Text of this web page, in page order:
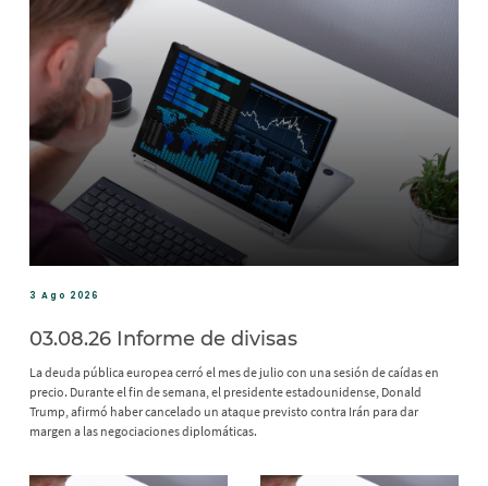
3 Ago 2026
03.08.26 Informe de divisas
La deuda pública europea cerró el mes de julio con una sesión de caídas en
precio. Durante el fin de semana, el presidente estadounidense, Donald
Trump, afirmó haber cancelado un ataque previsto contra Irán para dar
margen a las negociaciones diplomáticas.